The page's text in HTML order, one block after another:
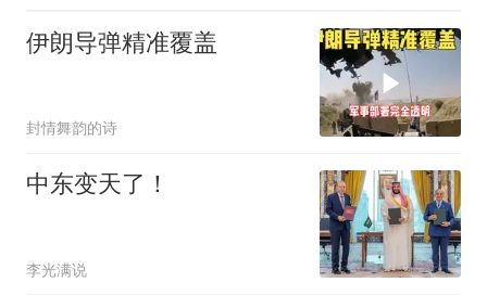
伊朗导弹精准覆盖
封情舞韵的诗
中东变天了！
李光满说